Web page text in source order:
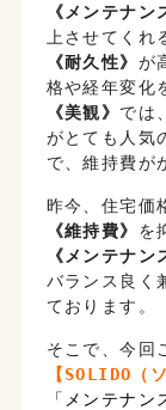
《メンテナン
上させてくれ
《耐久性》 が
格や経年変化
《美観》 では
がとても人気
で、維持費が
昨今、住宅価
《維持費》 を
《メンテナン
バランス良く
ております。
そこで、今回
【SOLIDO（
「メンテナン